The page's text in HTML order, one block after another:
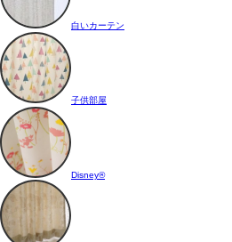
白いカーテン
子供部屋
Disney®